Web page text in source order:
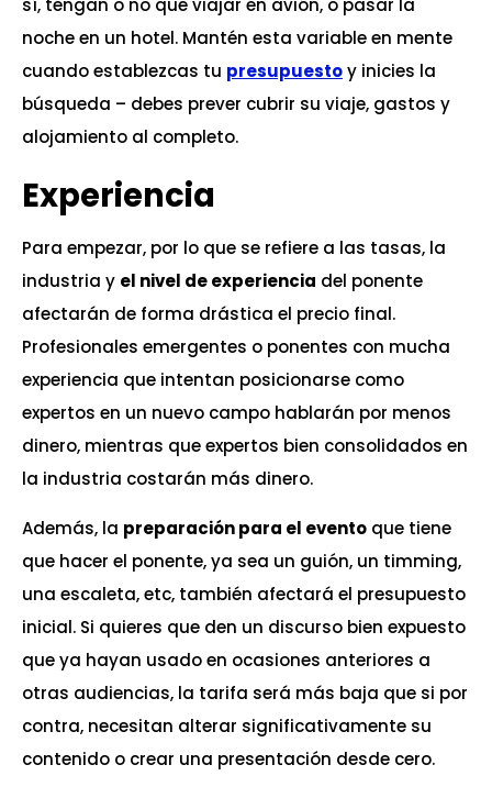
sí, tengan o no que viajar en avión, o pasar la
noche en un hotel. Mantén esta variable en mente
cuando establezcas tu presupuestoy inicies la
búsqueda – debes prever cubrir su viaje, gastos y
alojamiento al completo.
Experiencia
Para empezar, por lo que se refiere a las tasas, la
industria y el nivel de experiencia del ponente
afectarán de forma drástica el precio final.
Profesionales emergentes o ponentes con mucha
experiencia que intentan posicionarse como
expertos en un nuevo campo hablarán por menos
dinero, mientras que expertos bien consolidados en
la industria costarán más dinero.
Además, la preparación para el evento que tiene
que hacer el ponente, ya sea un guión, un timming,
una escaleta, etc, también afectará el presupuesto
inicial. Si quieres que den un discurso bien expuesto
que ya hayan usado en ocasiones anteriores a
otras audiencias, la tarifa será más baja que si por
contra, necesitan alterar significativamente su
contenido o crear una presentación desde cero.